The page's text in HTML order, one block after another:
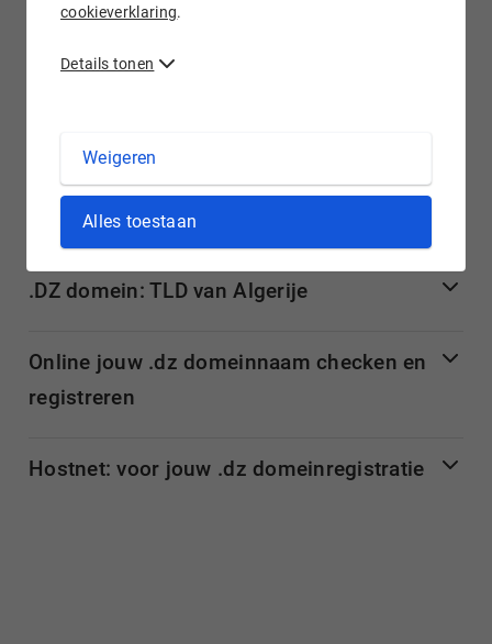
cookieverklaring.
Details tonen
Weigeren
Alles toestaan
domeinnaam kopen
die zijn gevestigd in Algerije. Wil je een .dz
Meer informatie over .dz domeinnamen
.DZ domein: TLD van Algerije
Online jouw .dz domeinnaam checken en
registreren
Hostnet: voor jouw .dz domeinregistratie